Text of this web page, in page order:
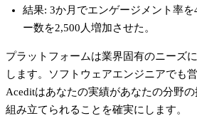
結果: 3か月でエンゲージメント率
ー数を2,500人増加させた。
プラットフォームは業界固有のニーズ
します。ソフトウェアエンジニアでも
Aceditはあなたの実績があなたの分野
組み立てられることを確実にします。